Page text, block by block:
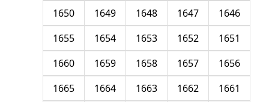
1646
1647
1648
1649
1650
1651
1652
1653
1654
1655
1656
1657
1658
1659
1660
1661
1662
1663
1664
1665